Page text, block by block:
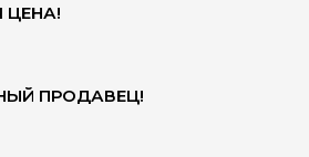
ЦЕНА!
ПРОДАВЕЦ!